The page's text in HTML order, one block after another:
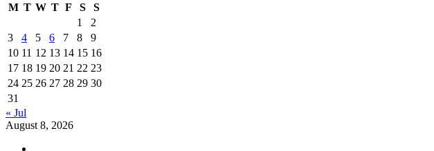
M T W T F S
S
1
2
3
4 5 6 7 8
9
10 11 12 13 14 15 16
17 18 19 20 21 22 23
24 25 26 27 28 29 30
31
« Jul
August 8, 2026